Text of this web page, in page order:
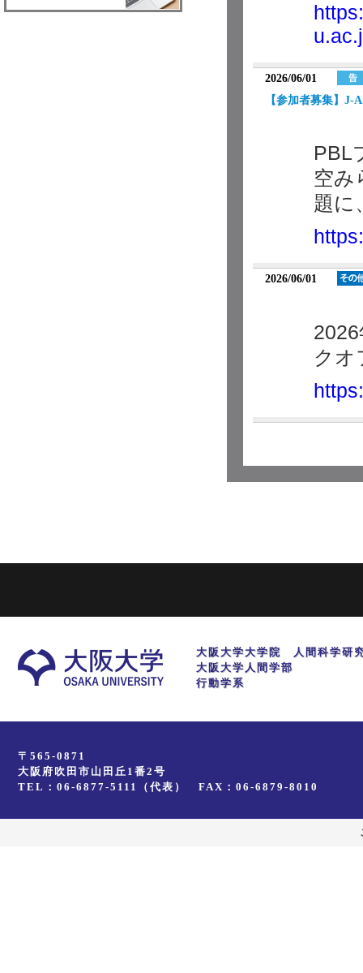
2026/06/01
【参加者募集】
PBL
空み
題に
2026/06/01
クオ
大阪大学大学院 人間科学研
大阪大学人間学部
行動学系
〒565-0871
大阪府吹田市山田丘1番2号
TEL：06-6877-5111（代表） FAX：06-6879-8010